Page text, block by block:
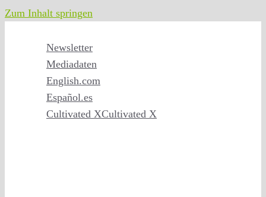
Zum Inhalt springen
Newsletter
Mediadaten
English.com
Español.es
Cultivated XCultivated X